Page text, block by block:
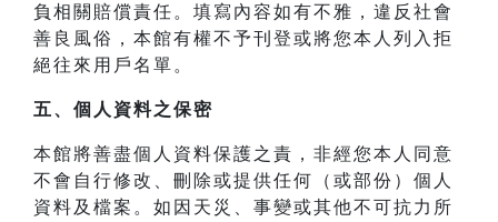
負相關賠償責任。填寫內容如有不雅，違反社會
善良風俗，本館有權不予刊登或將您本人列入拒
絕往來用戶名單。
五、個人資料之保密
本館將善盡個人資料保護之責，非經您本人同意
不會自行修改、刪除或提供任何（或部份）個人
資料及檔案。如因天災、事變或其他不可抗力所